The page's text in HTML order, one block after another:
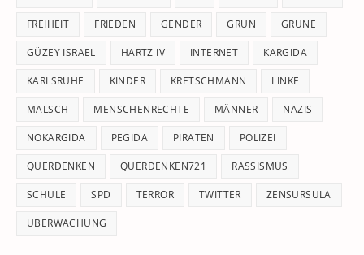
FREIHEIT FRIEDEN GENDER GRÜN GRÜNE
GÜZEY ISRAEL HARTZ IV INTERNET KARGIDA
KARLSRUHE KINDER KRETSCHMANN LINKE
MALSCH MENSCHENRECHTE MÄNNER NAZIS
NOKARGIDA PEGIDA PIRATEN POLIZEI
QUERDENKEN QUERDENKEN721 RASSISMUS
SCHULE SPD TERROR TWITTER ZENSURSULA
ÜBERWACHUNG